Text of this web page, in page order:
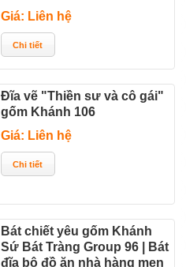
Giá: Liên hệ
Đĩa vẽ "Thiền sư và cô gái"
gốm Khánh 106
Giá: Liên hệ
Bát chiết yêu gốm Khánh
Sứ Bát Tràng Group 96 | Bát
đĩa bộ đồ ăn nhà hàng men